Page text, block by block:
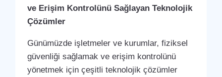
ve Erişim Kontrolünü Sağlayan Teknolojik
Çözümler
Günümüzde işletmeler ve kurumlar, fiziksel
güvenliği sağlamak ve erişim kontrolünü
yönetmek için çeşitli teknolojik çözümler